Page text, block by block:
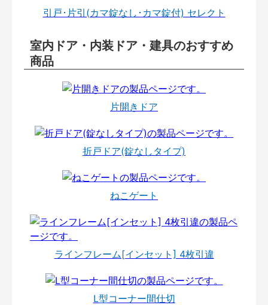
引戸･片引(カマ錠なし･カマ錠付) セレクト
室内ドア・内装ドア・建具のおすすめ
商品
片開きドア
折戸ドア(錠なしタイプ)
ねこゲート
ラインフレーム[インセット] 4枚引違
L型コーナー間仕切